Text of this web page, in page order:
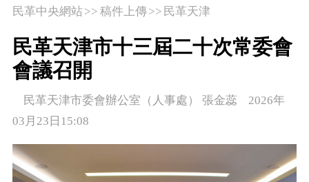
民革中央網站>> 稿件上傳>> 民革天津
民革天津市十三屆二十次常委會
會議召開
民革天津市委會辦公室（人事處） 張金蕊 2026年
03月23日15:08